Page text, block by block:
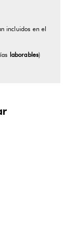
incluidos en el
laborables)